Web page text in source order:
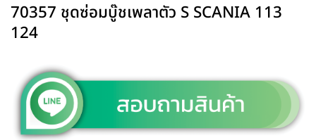
70357 ชุดซ่อมบู๊ชเพลาตัว S SCANIA 113
124